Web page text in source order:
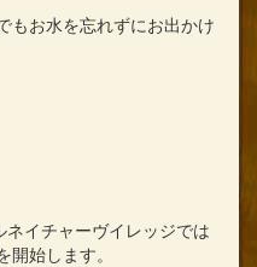
もお水を忘れずにお出かけ
イチャーヴイレッジでは
開始します。